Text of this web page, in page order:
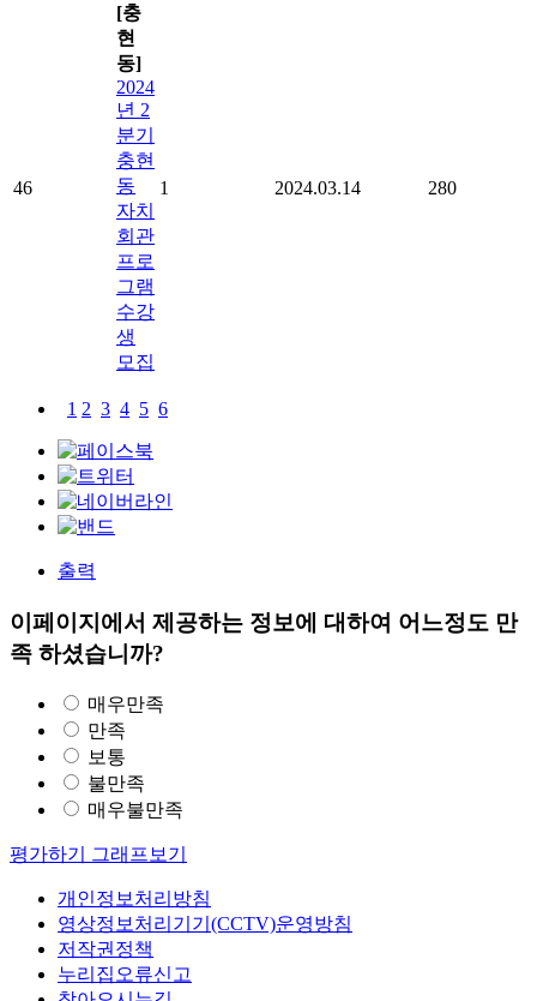
46
[충
현
동]
2024
년 2
분기
충현
동
자치
회관
프로
그램
수강
생
모집
1 2024.03.14 280
1 2 3 4 5 6
출력
이페이지에서 제공하는 정보에 대하여 어느정도 만
족 하셨습니까?
매우만족
만족
보통
불만족
매우불만족
평가하기 그래프보기
개인정보처리방침
영상정보처리기기(CCTV)운영방침
저작권정책
누리집오류신고